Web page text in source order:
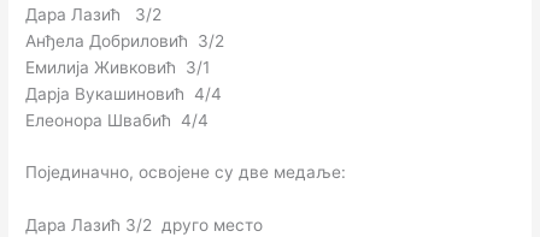
Дара Лазић 3/2
Анђела Добриловић 3/2
Емилија Живковић 3/1
Дарја Вукашиновић 4/4
Елеонора Швабић 4/4
Појединачно, освојене су две медаље:
Дара Лазић 3/2 друго место